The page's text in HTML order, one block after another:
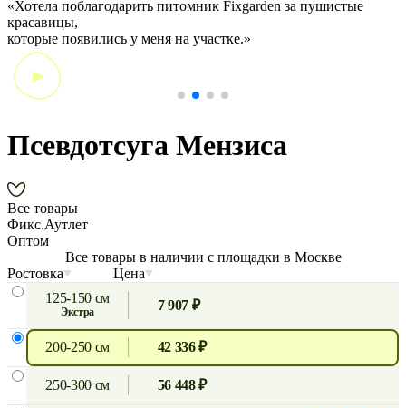
«Хотела поблагодарить питомник Fixgarden за пушистые
красавицы,
которые появились у меня на участке.»
Псевдотсуга Мензиса
Все товары
Фикс.Аутлет
Оптом
Все товары в наличии с площадки в Москве
Ростовка
Цена
125-150 см
экстра 7 907 ₽
200-250 см 42 336 ₽
250-300 см 56 448 ₽